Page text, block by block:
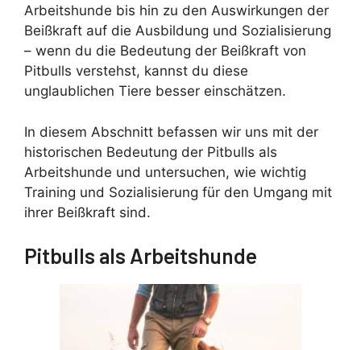
Arbeitshunde bis hin zu den Auswirkungen der
Beißkraft auf die Ausbildung und Sozialisierung
– wenn du die Bedeutung der Beißkraft von
Pitbulls verstehst, kannst du diese
unglaublichen Tiere besser einschätzen.
In diesem Abschnitt befassen wir uns mit der
historischen Bedeutung der Pitbulls als
Arbeitshunde und untersuchen, wie wichtig
Training und Sozialisierung für den Umgang mit
ihrer Beißkraft sind.
Pitbulls als Arbeitshunde